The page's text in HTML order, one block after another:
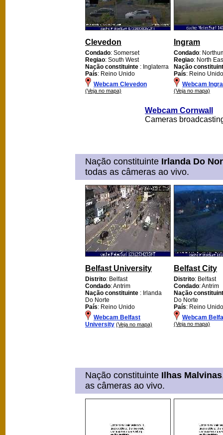
Clevedon
Condado: Somerset
Regiao: South West
Nação constituinte : Inglaterra
País: Reino Unido
Webcam Clevedon
(Veja no mapa)
Ingram
Condado:
Regiao: North
Nação
País: Reino Unido
Webcam
(Veja no mapa)
Webcam Cornwall
Cameras
Nação constituinte Irlanda Do
todas as câmeras ao vivo.
Belfast University
Distrito: Belfast
Condado: Antrim
Nação constituinte : Irlanda
Do Norte
País: Reino Unido
Webcam Belfast
University (Veja no mapa)
Belfast City
Distrito: Belfast
Condado: Antrim
Nação
Do Norte
País: Reino Unido
Webcam
(Veja no mapa)
Nação constituinte Ilhas Malvinas
as câmeras ao vivo.